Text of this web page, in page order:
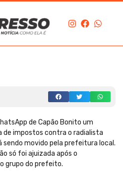
de Capão Bonito um
de impostos contra o radialista
sendo movido pela prefeitura local.
só foi ajuizada após o
grupo do prefeito.